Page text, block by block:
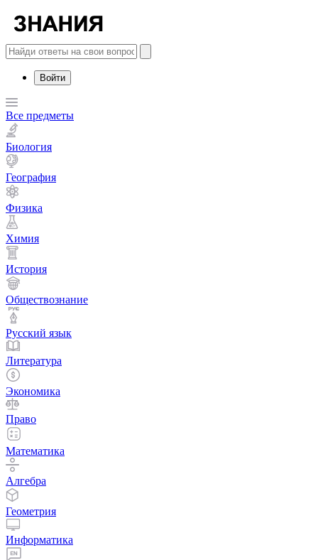
Войти
Все предметы
Биология
География
Физика
Химия
История
Обществознание
Русский язык
Литература
Экономика
Право
Математика
Алгебра
Геометрия
Информатика